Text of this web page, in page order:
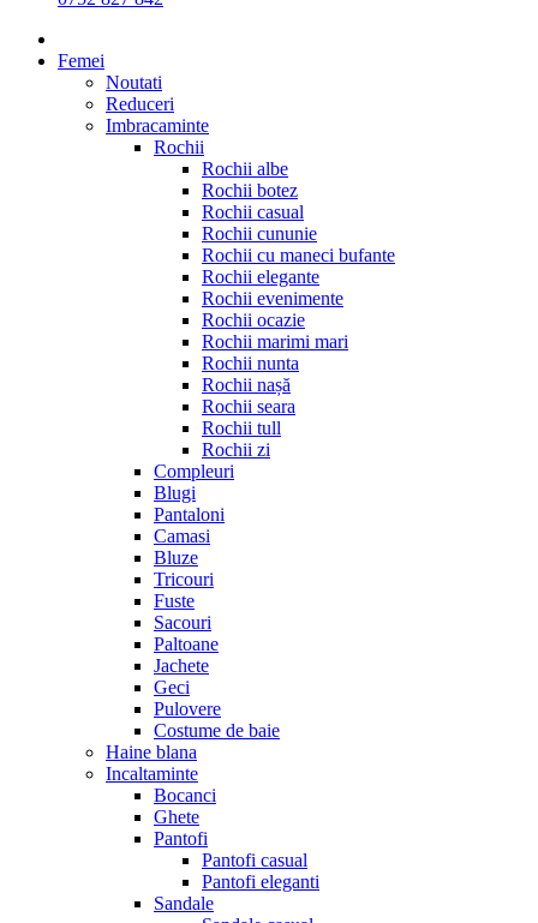
Femei
Noutati
Reduceri
Imbracaminte
Rochii
Rochii albe
Rochii botez
Rochii casual
Rochii cununie
Rochii cu maneci bufante
Rochii elegante
Rochii evenimente
Rochii ocazie
Rochii marimi mari
Rochii nunta
Rochii nașă
Rochii seara
Rochii tull
Rochii zi
Compleuri
Blugi
Pantaloni
Camasi
Bluze
Tricouri
Fuste
Sacouri
Paltoane
Jachete
Geci
Pulovere
Costume de baie
Haine blana
Incaltaminte
Bocanci
Ghete
Pantofi
Pantofi casual
Pantofi eleganti
Sandale